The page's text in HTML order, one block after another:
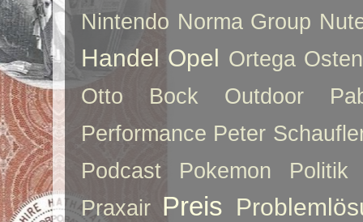
Nintendo Norma Group
Handel Opel Ortega Osten
Otto Bock
Outdoor
Performance Peter
Podcast
Pokemon
Politik
Praxair Preis